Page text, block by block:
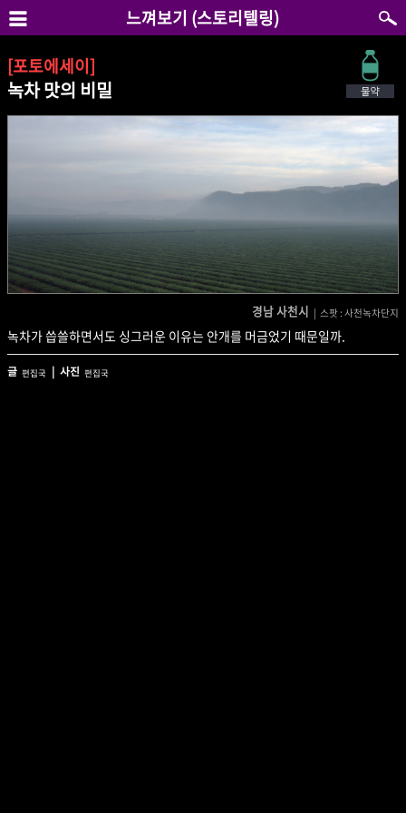
느껴보기 (스토리텔링)
[포토에세이]
녹차 맛의 비밀
경남 사천시 | 스팟 : 사천녹차단지
녹차가 씁쓸하면서도 싱그러운 이유는 안개를 머금었기 때문일까.
글 편집국 | 사진 편집국